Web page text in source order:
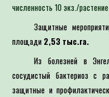
численность 10 экз./
Защитные
площади 2,53 тыс.га.
Из болезней в
сосудистый бактериоз с
защитные и